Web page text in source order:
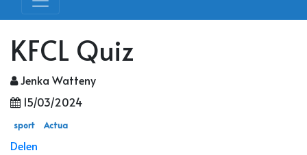
KFCL Quiz
Jenka Watteny
15/03/2024
sport Actua
Delen